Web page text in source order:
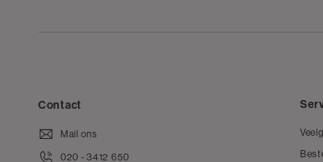
Contact
Mail ons
020 - 3412 650